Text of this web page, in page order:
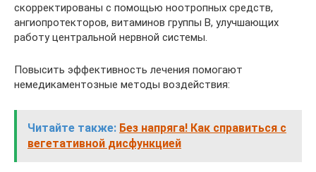
скорректированы с помощью ноотропных средств,
ангиопротекторов, витаминов группы В, улучшающих
работу центральной нервной системы.
Повысить эффективность лечения помогают
немедикаментозные методы воздействия:
Читайте также: Без напряга! Как справиться с
вегетативной дисфункцией